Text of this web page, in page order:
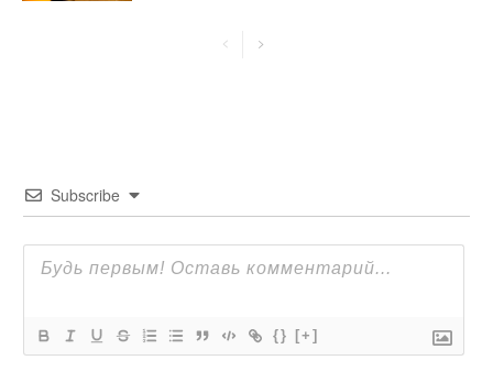
Subscribe
{} [+]